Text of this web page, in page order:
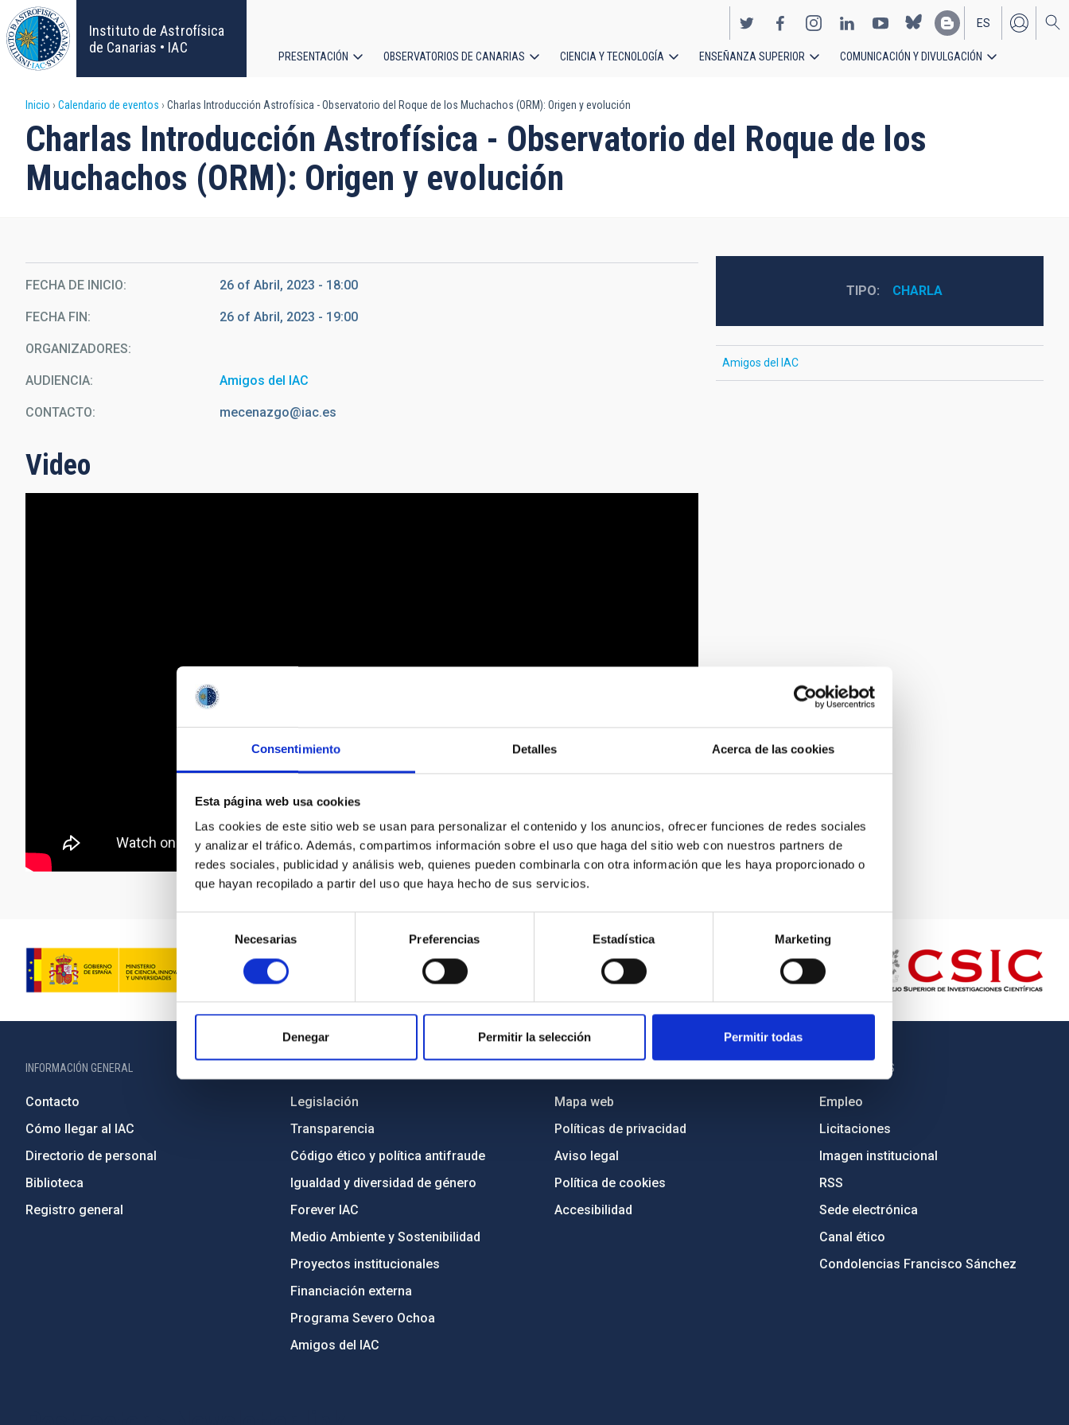
Consentimiento Detalles Acerca de las cookies
Esta página web usa cookies
Las cookies de este sitio web se usan para personalizar el contenido y los anuncios, ofrecer funciones de redes sociales
y analizar el tráfico. Además, compartimos información sobre el uso que haga del sitio web con nuestros partners de
redes sociales, publicidad y análisis web, quienes pueden combinarla con otra información que les haya proporcionado o
que hayan recopilado a partir del uso que haya hecho de sus servicios.
consentimiento
Necesarias Preferencias Estadística Marketing
Denegar Permitir la selección Permitir todas
Pasar
al
contenido
principal
Instituto de Astrofísica
de Canarias • IAC
EN
ES
principal
PRESENTACIÓN OBSERVATORIOS DE CANARIAS CIENCIA Y TECNOLOGÍA ENSEÑANZA SUPERIOR COMUNICACIÓN Y DIVULGACIÓN
Sobrescribir
enlaces
de
a
la
navegación
Inicio Calendario de eventos Charlas Introducción Astrofísica - Observatorio del Roque de los Muchachos (ORM): Origen y evolución
Charlas Introducción Astrofísica - Observatorio del Roque de los
Muchachos (ORM): Origen y evolución
FECHA DE INICIO 26 of Abril, 2023 - 18:00
FECHA FIN 26 of Abril, 2023 - 19:00
ORGANIZADORES
AUDIENCIA Amigos del IAC
CONTACTO mecenazgo@iac.es
Video
TIPO CHARLA
Amigos del IAC
INFORMACIÓN GENERAL
Contacto
Cómo llegar al IAC
Directorio de personal
Biblioteca
Registro general
Legislación
Transparencia
Código ético y política antifraude
Igualdad y diversidad de género
Forever IAC
Medio Ambiente y Sostenibilidad
Proyectos institucionales
Financiación externa
Programa Severo Ochoa
Amigos del IAC
Mapa web
Políticas de privacidad
Aviso legal
Política de cookies
Accesibilidad
OTROS ENLACES
Empleo
Licitaciones
Imagen institucional
RSS
Sede electrónica
Canal ético
Condolencias Francisco Sánchez